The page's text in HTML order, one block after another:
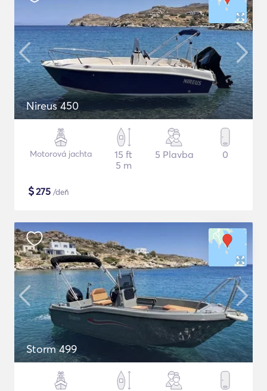
Nireus 450
Motorová jachta
15 ft
5 m
5 Plavba 0
$275 /deň
Storm 499